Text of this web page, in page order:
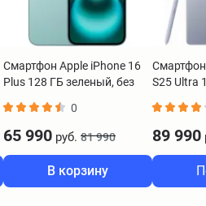
Смартфон Apple iPhone 16
Plus 128 ГБ зеленый, без
0
65 990 руб. 81 990
В корзину
S25 Ultra
89 990